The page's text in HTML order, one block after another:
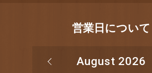
営業日について
August 2026